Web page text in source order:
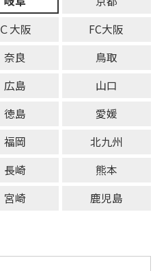
Ｃ大阪
FC大阪
奈良
鳥取
広島
山口
徳島
愛媛
福岡
北九州
長崎
熊本
宮崎
鹿児島